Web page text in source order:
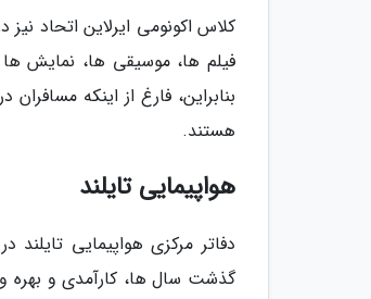
کلاس اکونومی ایرلاین اتحاد
فیلم ها، موسیقی ها، نمایش ها
بنابراین، فارغ از اینکه
هستند.
هواپیمایی تایلند
دفاتر مرکزی هواپیمایی
گذشت سال ها، کارآمدی و بهره